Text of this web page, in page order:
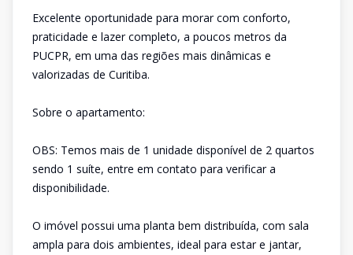
Excelente oportunidade para morar com conforto,
praticidade e lazer completo, a poucos metros da
PUCPR, em uma das regiões mais dinâmicas e
valorizadas de Curitiba.
Sobre o apartamento:
OBS: Temos mais de 1 unidade disponível de 2 quartos
sendo 1 suíte, entre em contato para verificar a
disponibilidade.
O imóvel possui uma planta bem distribuída, com sala
ampla para dois ambientes, ideal para estar e jantar,